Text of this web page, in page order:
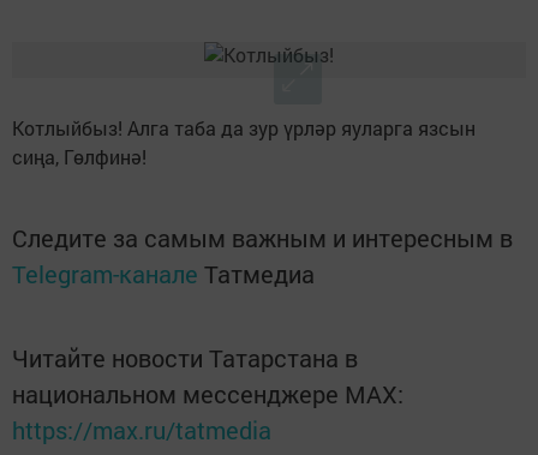
Котлыйбыз! Алга таба да зур үрләр яуларга язсын
сиңа, Гөлфинә!
Следите за самым важным и интересным в
Telegram-канале Татмедиа
Читайте новости Татарстана в
национальном мессенджере MАХ:
https://max.ru/tatmedia